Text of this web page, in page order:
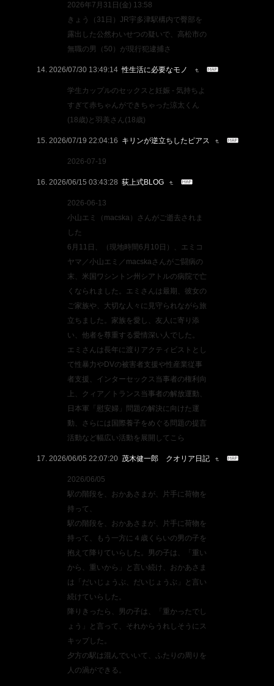
2026年7月31日(金) 13:58
きょう（31日）JR宇多津駅構内で臀部を
露出した公然わいせつの疑いで、高松市の
無職の男（50）が現行犯逮捕さ
2026/07/30 13:49:14 性生活に必要なモノ
学生カップルのセックスと妊娠 - 気持ちよ
すぎて赤ちゃんができちゃった涼太くん
(18歳)と羽美さん(18歳)
2026/07/19 22:04:16 キリンが逆立ちしたピアス
2026-07-19
2026/06/15 03:43:28 荻上式BLOG
2026-06-13
小山エミ（macska）さんがご逝去されま
した
6月11日、（現地時間6月10日）、エミコ
ヤマ／小山エミ／macskaさんがご闘病の
末、米国ワシントン州シアトルの病院で亡
くなられました。エミさんは最期、彼女の
ご家族や、大切な人々に見守られながら旅
立ちました。家族を愛し、友人に寄り添
い、他者を尊重する愛情深い人でした。
エミさんは長年に渡りアクティビストとし
て性暴力やDVの被害者支援や性産業従事
者支援、インターセックス当事者の権利向
上、クィア／トランス当事者の解放運動、
日本軍「慰安婦」問題の解決に向けた運
動、さらには国際養子をめぐる問題の提言
活動など幅広い活動を展開してこら
2026/06/05 22:07:20 茂木健一郎 クオリア日記
2026/06/05
駅の階段を、おかあさまが、片手に荷物を
持って、
駅の階段を、おかあさまが、片手に荷物を
持って、もう一方に４歳くらいの男の子を
抱えて降りていらした。男の子は、「重い
から、重いから」と言い続け、おかあさま
は「だいじょうぶ、だいじょうぶ」と言い
続けていらした。
降りきったら、男の子は、「重かったでし
ょう」と言って、それからうれしそうにス
キップした。
夕方の駅は混んでいいて、ふたりの周りを
人の渦ができる。